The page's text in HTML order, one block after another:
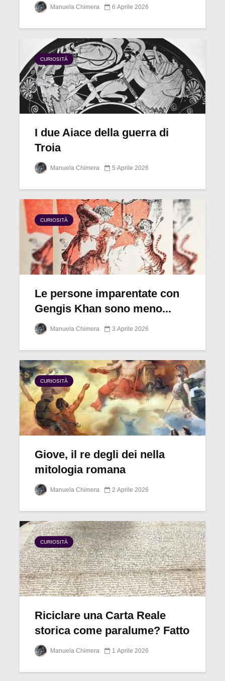
Manuela Chimera 6 Aprile 2026
CURIOSITÀ
I due Aiace della guerra di
Troia
Manuela Chimera 5 Aprile 2026
CURIOSITÀ
Le persone imparentate con
Gengis Khan sono meno...
Manuela Chimera 3 Aprile 2026
CURIOSITÀ
Giove, il re degli dei nella
mitologia romana
Manuela Chimera 2 Aprile 2026
CURIOSITÀ
Riciclare una Carta Reale
storica come paralume? Fatto
Manuela Chimera 1 Aprile 2026